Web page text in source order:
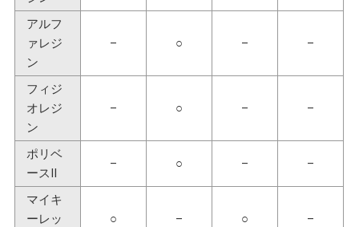
アルフ
ァレジ
ン
– ○ – –
フィジ
オレジ
ン
– ○ – –
ポリベ
ースⅡ
– ○ – –
マイキ
ーレッ
○ – ○ –